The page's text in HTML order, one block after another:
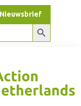
Nieuwsbrief
Zoekknop